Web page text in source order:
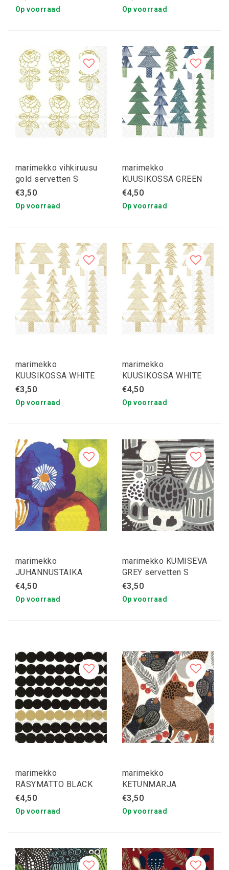
Op voorraad Op voorraad
marimekko vihkiruusu
gold servetten S
€3,50
Op voorraad
marimekko
KUUSIKOSSA GREEN
servetten
€4,50
Op voorraad
marimekko
KUUSIKOSSA WHITE
GOLD servetten S
€3,50
Op voorraad
marimekko
KUUSIKOSSA WHITE
GOLD servetten
€4,50
Op voorraad
marimekko
JUHANNUSTAIKA
servetten
€4,50
Op voorraad
marimekko KUMISEVA
GREY servetten S
€3,50
Op voorraad
marimekko
RÄSYMATTO BLACK
GOLD servetten
€4,50
Op voorraad
marimekko
KETUNMARJA
servetten S
€3,50
Op voorraad